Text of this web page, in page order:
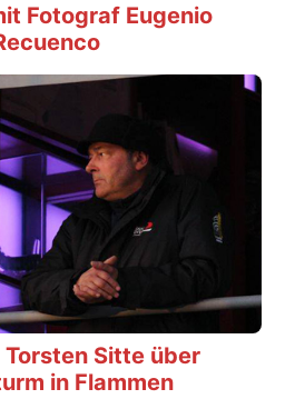
Fotograf Eugenio
Sitte über
in Flammen